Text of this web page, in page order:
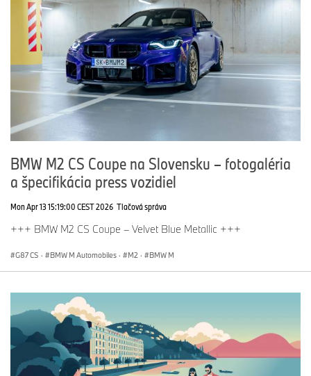
BMW M2 CS Coupe na Slovensku – fotogaléria
a špecifikácia press vozidiel
Mon Apr 13 15:19:00 CEST 2026 Tlačová správa
+++ BMW M2 CS Coupe – Velvet Blue Metallic +++
G87 CS · BMW M Automobiles · M2 · BMW M